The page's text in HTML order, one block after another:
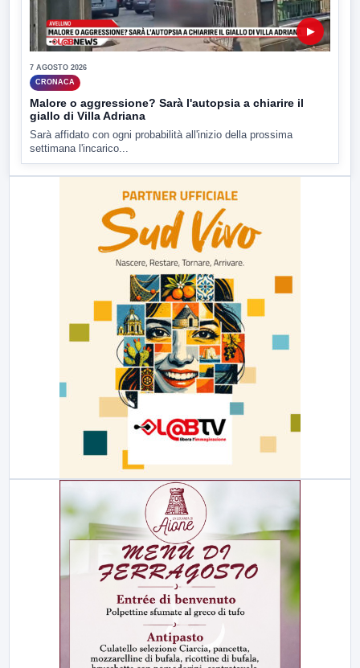
▶
7 AGOSTO 2026
CRONACA
Malore o aggressione? Sarà l'autopsia a chiarire il
giallo di Villa Adriana
Sarà affidato con ogni probabilità all'inizio della prossima
settimana l'incarico...